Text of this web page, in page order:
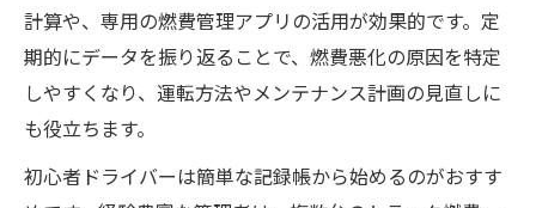
計算や、専用の燃費管理アプリの活用が効果的です。定
期的にデータを振り返ることで、燃費悪化の原因を特定
しやすくなり、運転方法やメンテナンス計画の見直しに
も役立ちます。
初心者ドライバーは簡単な記録帳から始めるのがおすす